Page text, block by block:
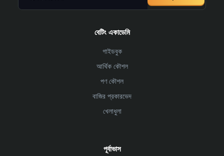
বেটিং একাডেমি
গাইডবুক
আর্থিক কৌশল
পণ কৌশল
বাজির প্রকারভেদ
খেলাধুলা
পূর্বাভাস